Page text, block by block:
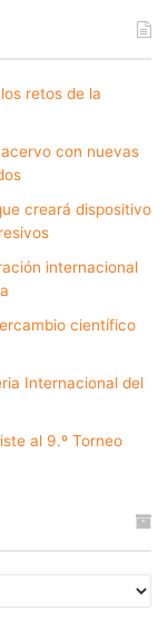
retos de la
con nuevas
creará dispositivo
internacional
científico
Internacional del
al 9.º Torneo